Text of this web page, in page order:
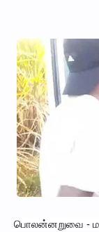
பொலன்னறுவை -